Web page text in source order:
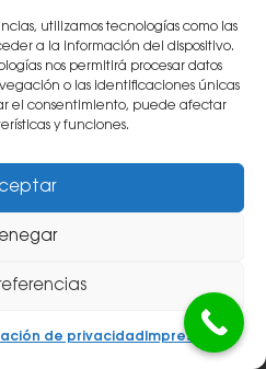
utilizamos tecnologías como las
a la información del dispositivo.
nos permitirá procesar datos
o las identificaciones únicas
el consentimiento, puede afectar
y funciones.
de privacidad Impressum
Política de privacidad
ENVIAR